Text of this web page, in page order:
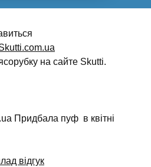
на сайте Skutti.
Придбала пуф в квітні
відгук